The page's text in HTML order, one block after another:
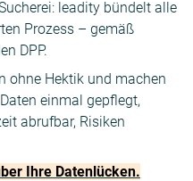
leadity bündelt alle
Prozess – gemäß
DPP.
ohne Hektik und machen
einmal gepflegt,
abrufbar, Risiken
Ihre Datenlücken.